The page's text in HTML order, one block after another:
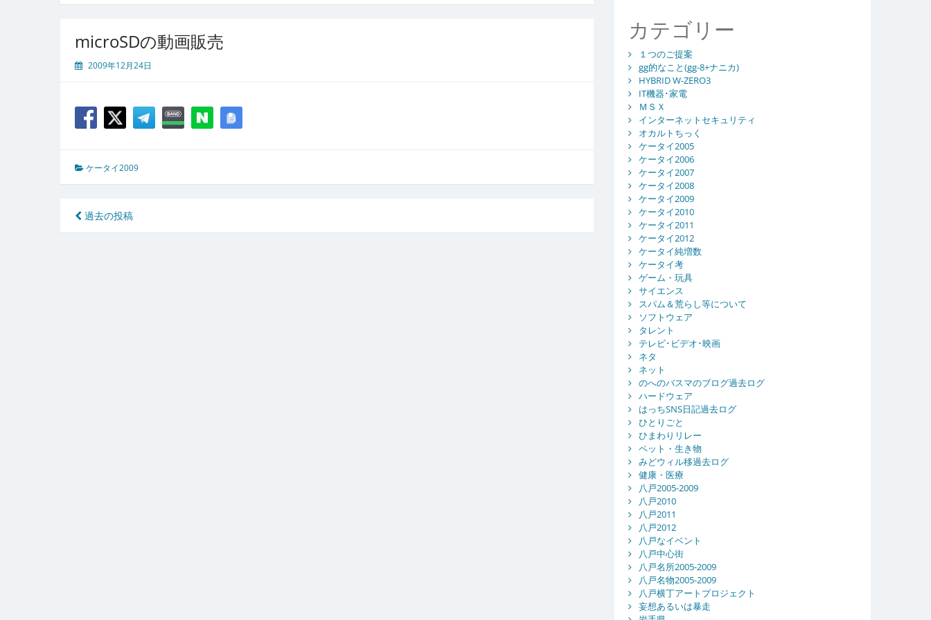
microSDの動画販売
2009年12月24日
ケータイ2009
投
稿
過去の投稿
カテゴリー
１つのご提案
gg的なこと(gg-8+ナニカ)
HYBRID W-ZERO3
IT機器･家電
ＭＳＸ
インターネットセキュリティ
オカルトちっく
ケータイ2005
ケータイ2006
ケータイ2007
ケータイ2008
ケータイ2009
ケータイ2010
ケータイ2011
ケータイ2012
ケータイ純増数
ケータイ考
ゲーム・玩具
サイエンス
スパム＆荒らし等について
ソフトウェア
タレント
テレビ･ビデオ･映画
ネタ
ネット
のへのバスマのブログ過去ログ
ハードウェア
はっちSNS日記過去ログ
ひとりごと
ひまわりリレー
ペット・生き物
みどウィル移過去ログ
健康・医療
八戸2005-2009
八戸2010
八戸2011
八戸2012
八戸なイベント
八戸中心街
八戸名所2005-2009
八戸名物2005-2009
八戸横丁アートプロジェクト
妄想あるいは暴走